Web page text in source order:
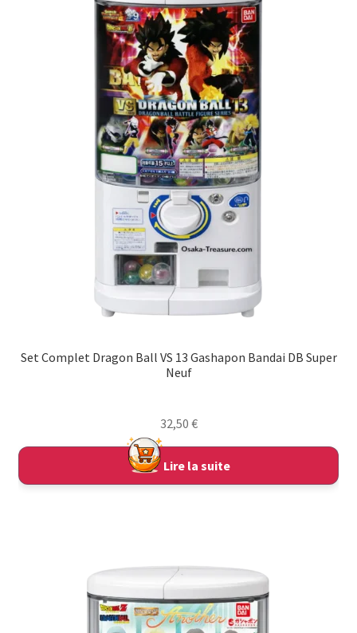
Set Complet Dragon Ball VS 13 Gashapon Bandai DB Super
Neuf
32,50 €
Lire la suite